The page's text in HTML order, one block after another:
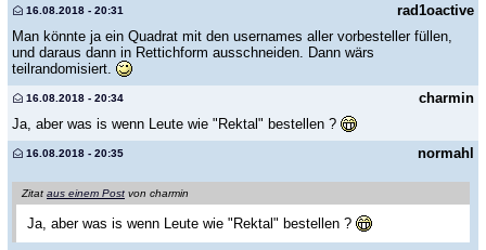
rad1oactive
16.08.2018 - 20:31
Man könnte ja ein Quadrat mit den usernames aller vorbesteller füllen,
und daraus dann in Rettichform ausschneiden. Dann wärs
teilrandomisiert.
charmin
16.08.2018 - 20:34
Ja, aber was is wenn Leute wie "Rektal" bestellen ?
normahl
16.08.2018 - 20:35
Zitat aus einem Post von charmin
Ja, aber was is wenn Leute wie "Rektal" bestellen ?